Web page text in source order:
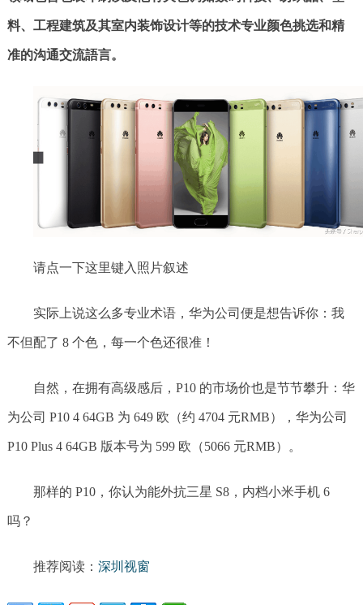
料、工程建筑及其室内装饰设计等的技术专业颜色挑选和精
准的沟通交流語言。
请点一下这里键入照片叙述
实际上说这么多专业术语，华为公司便是想告诉你：我
不但配了 8 个色，每一个色还很准！
自然，在拥有高级感后，P10 的市场价也是节节攀升：华
为公司 P10 4 64GB 为 649 欧（约 4704 元RMB），华为公司
P10 Plus 4 64GB 版本号为 599 欧（5066 元RMB）。
那样的 P10，你认为能外抗三星 S8，内档小米手机 6
吗？
推荐阅读： 深圳视窗